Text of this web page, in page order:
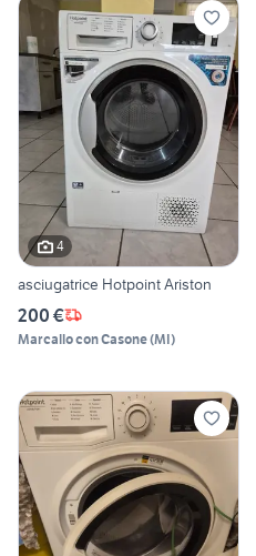
4
asciugatrice Hotpoint Ariston
200 €
Marcallo con Casone(MI)